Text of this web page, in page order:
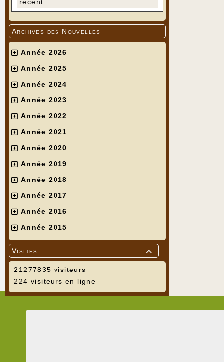
récent
Archives des Nouvelles
Année 2026
Année 2025
Année 2024
Année 2023
Année 2022
Année 2021
Année 2020
Année 2019
Année 2018
Année 2017
Année 2016
Année 2015

Visites
21277835 visiteurs
224 visiteurs en ligne